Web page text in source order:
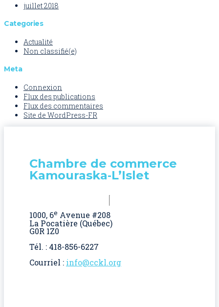
juillet 2018
Categories
Actualité
Non classifié(e)
Meta
Connexion
Flux des publications
Flux des commentaires
Site de WordPress-FR
Chambre de commerce
Kamouraska‑L’Islet
1000, 6e Avenue #208
La Pocatière (Québec)
G0R 1Z0
Tél. : 418-856-6227
Courriel : info@cckl.org